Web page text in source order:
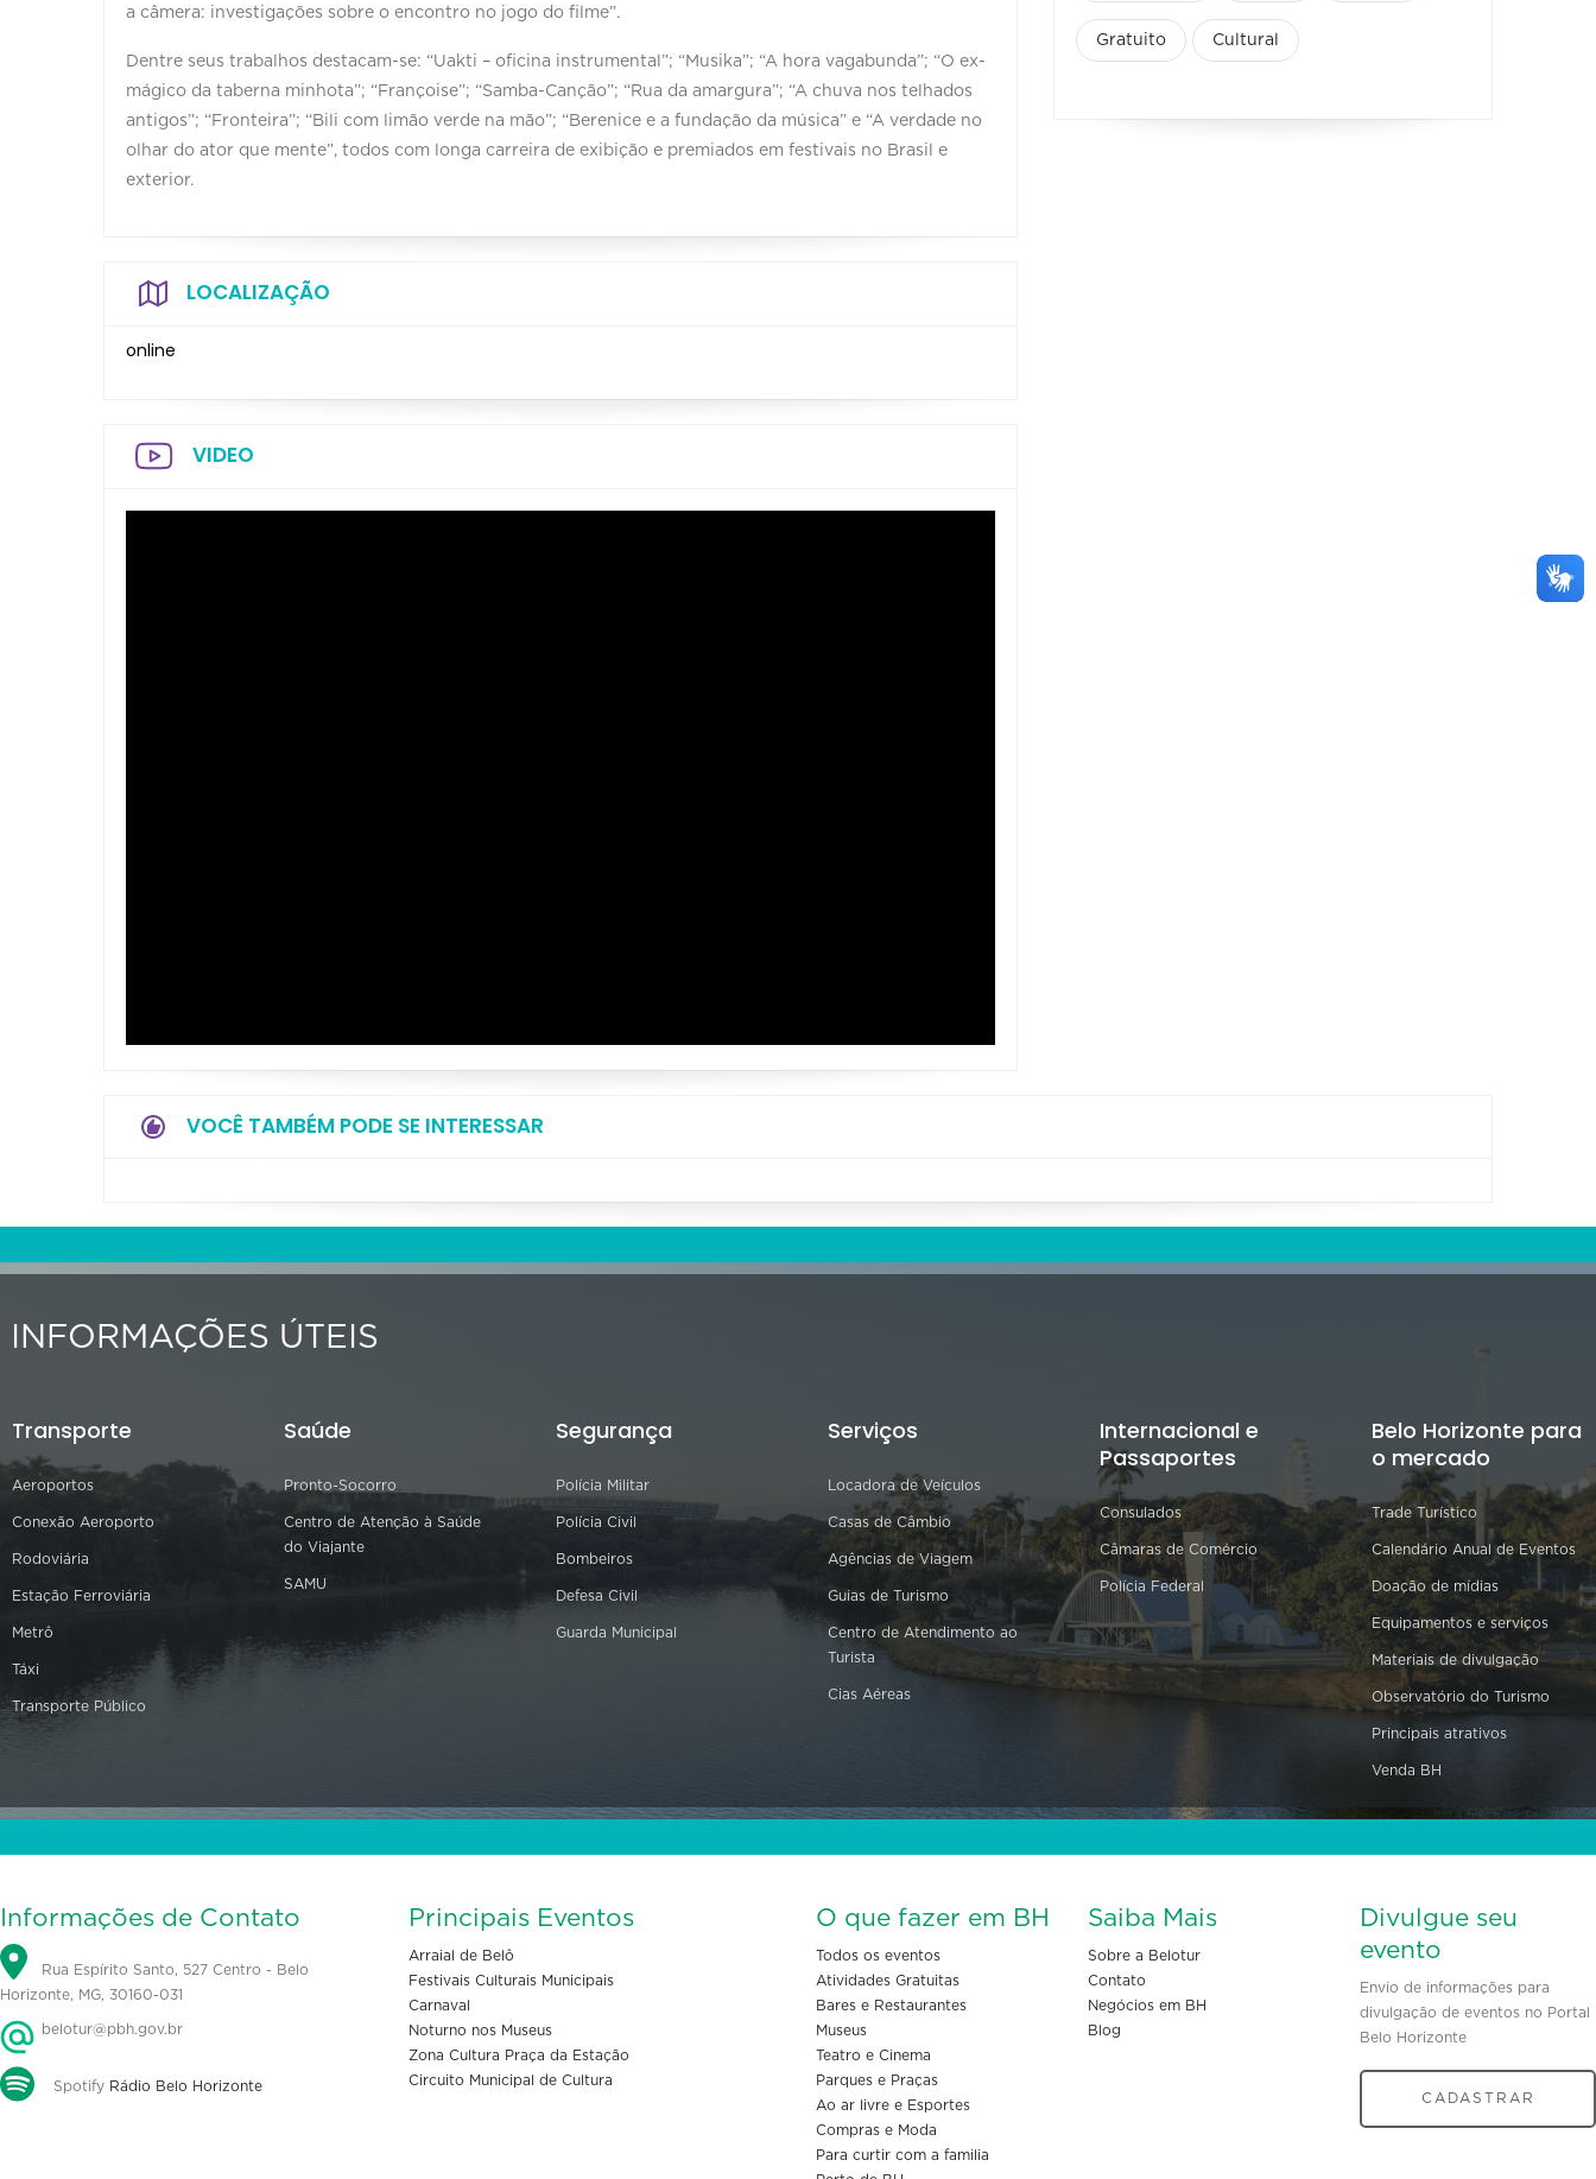
a câmera: investigações sobre o encontro no jogo do filme”.
Dentre seus trabalhos destacam-se: “Uakti – oficina instrumental”; “Musika”; “A hora vagabunda”; “O ex-
mágico da taberna minhota”; “Françoise”; “Samba-Canção”; “Rua da amargura”; “A chuva nos telhados
antigos”; “Fronteira”; “Bili com limão verde na mão”; “Berenice e a fundação da música” e “A verdade no
olhar do ator que mente”, todos com longa carreira de exibição e premiados em festivais no Brasil e
exterior.
LOCALIZAÇÃO
online
VIDEO
Gratuito Cultural
VOCÊ TAMBÉM PODE SE INTERESSAR
INFORMAÇÕES ÚTEIS
Transporte
Aeroportos
Conexão Aeroporto
Rodoviária
Estação Ferroviária
Metrô
Táxi
Transporte Público
Saúde
Pronto-Socorro
Centro de Atenção à Saúde
do Viajante
SAMU
Segurança
Polícia Militar
Polícia Civil
Bombeiros
Defesa Civil
Guarda Municipal
Serviços
Locadora de Veículos
Casas de Câmbio
Agências de Viagem
Guias de Turismo
Centro de Atendimento ao
Turista
Cias Aéreas
Internacional e
Passaportes
Consulados
Câmaras de Comércio
Polícia Federal
Belo Horizonte para
o mercado
Trade Turístico
Calendário Anual de Eventos
Doação de mídias
Equipamentos e serviços
Materiais de divulgação
Observatório do Turismo
Principais atrativos
Venda BH
Informações de Contato
Rua Espírito Santo, 527 Centro - Belo
Horizonte, MG, 30160-031
belotur@pbh.gov.br
Spotify Rádio Belo Horizonte
Principais Eventos
Arraial de Belô
Festivais Culturais Municipais
Carnaval
Noturno nos Museus
Zona Cultura Praça da Estação
Circuito Municipal de Cultura
O que fazer em BH
Todos os eventos
Atividades Gratuitas
Bares e Restaurantes
Museus
Teatro e Cinema
Parques e Praças
Ao ar livre e Esportes
Compras e Moda
Para curtir com a familia
Saiba Mais
Sobre a Belotur
Contato
Negócios em BH
Blog
Divulgue seu
evento
Envio de informações para
divulgação de eventos no Portal
Belo Horizonte
CADASTRAR